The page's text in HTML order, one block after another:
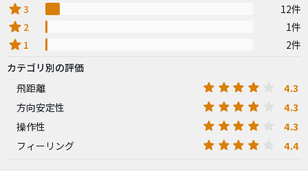
star3 12件
star 2 1件
star 1
2件
カテゴリ別の評価
飛距離
4.3
方向安定性 4.3
操作性 4.3
フィーリング 4.4